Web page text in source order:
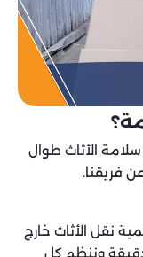
الأثاث طوال
فريقنا.
نقل الأثاث خارج
وننظم كل